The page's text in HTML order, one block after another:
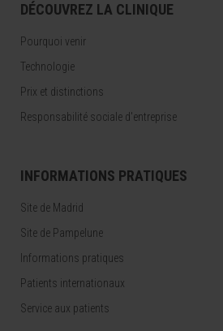
DÉCOUVREZ LA CLINIQUE
Pourquoi venir
Technologie
Prix et distinctions
Responsabilité sociale d'entreprise
INFORMATIONS PRATIQUES
Site de Madrid
Site de Pampelune
Informations pratiques
Patients internationaux
Service aux patients